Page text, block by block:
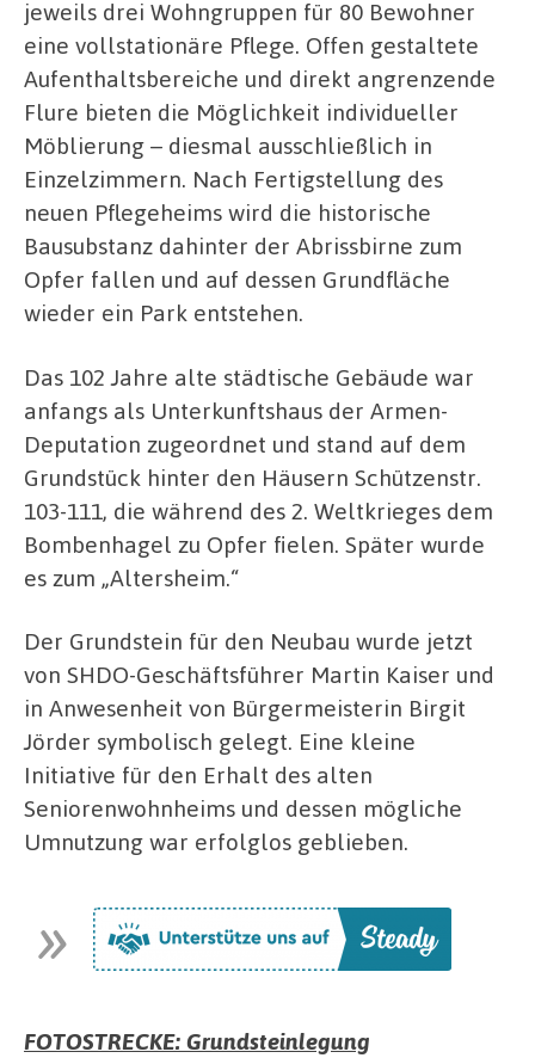
jeweils drei Wohngruppen für 80 Bewohner
eine vollstationäre Pflege. Offen gestaltete
Aufenthaltsbereiche und direkt angrenzende
Flure bieten die Möglichkeit individueller
Möblierung – diesmal ausschließlich in
Einzelzimmern. Nach Fertigstellung des
neuen Pflegeheims wird die historische
Bausubstanz dahinter der Abrissbirne zum
Opfer fallen und auf dessen Grundfläche
wieder ein Park entstehen.
Das 102 Jahre alte städtische Gebäude war
anfangs als Unterkunftshaus der Armen-
Deputation zugeordnet und stand auf dem
Grundstück hinter den Häusern Schützenstr.
103-111, die während des 2. Weltkrieges dem
Bombenhagel zu Opfer fielen. Später wurde
es zum „Altersheim.“
Der Grundstein für den Neubau wurde jetzt
von SHDO-Geschäftsführer Martin Kaiser und
in Anwesenheit von Bürgermeisterin Birgit
Jörder symbolisch gelegt. Eine kleine
Initiative für den Erhalt des alten
Seniorenwohnheims und dessen mögliche
Umnutzung war erfolglos geblieben.
FOTOSTRECKE: Grundsteinlegung